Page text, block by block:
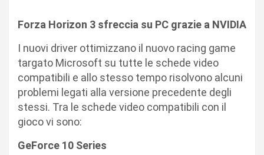
Forza Horizon 3 sfreccia su PC grazie a NVIDIA
I nuovi driver ottimizzano il nuovo racing game
targato Microsoft su tutte le schede video
compatibili e allo stesso tempo risolvono alcuni
problemi legati alla versione precedente degli
stessi. Tra le schede video compatibili con il
gioco vi sono:
GeForce 10 Series